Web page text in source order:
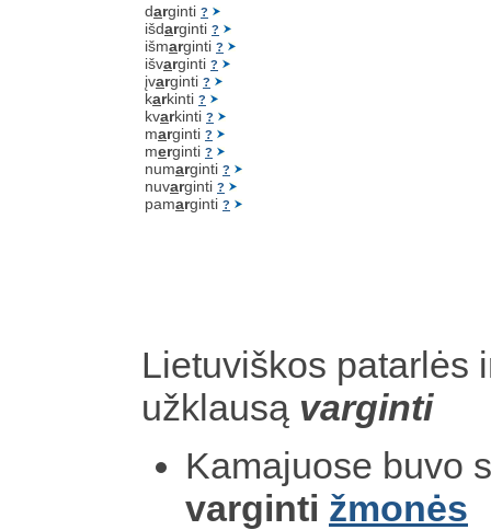
darginti ?
išdarginti ?
išmarginti ?
išvarginti ?
įvarginti ?
karkinti ?
kvarkinti ?
marginti ?
merginti ?
numarginti ?
nuvarginti ?
pamarginti ?
Lietuviškos patarlės
užklausą varginti
Kamajuose buvo
varginti žmonės